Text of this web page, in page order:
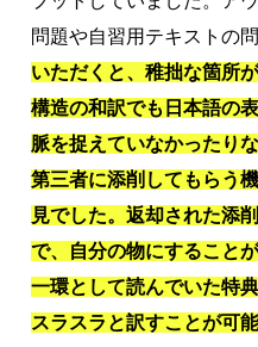
問題や自習用テキストの問
いただくと、稚拙な箇所
構造の和訳でも日本語の
脈を捉えていなかったり
第三者に添削してもらう
見でした。返却された添
で、自分の物にすること
一環として読んでいた特
スラスラと訳すことが可